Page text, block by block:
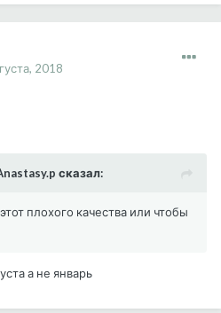
2018
сказал:
плохого качества или чтобы
а не январь